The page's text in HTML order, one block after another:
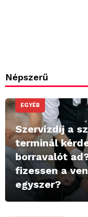
Népszerű
EGYÉB
Szervízdíj a
terminál
borravalót
fizessen a
egyszer?